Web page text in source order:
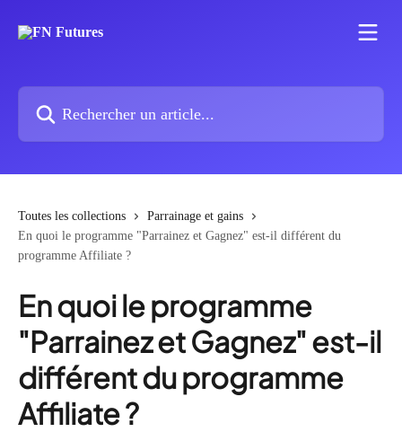
Toutes les collections
Parrainage et gains
En quoi le programme "Parrainez et Gagnez" est-il différent du
programme Affiliate ?
En quoi le programme
"Parrainez et Gagnez" est-il
différent du programme
Affiliate ?